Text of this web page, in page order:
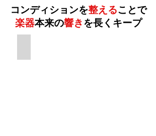
コンディションを整えることで
楽器本来の響き を長くキープ